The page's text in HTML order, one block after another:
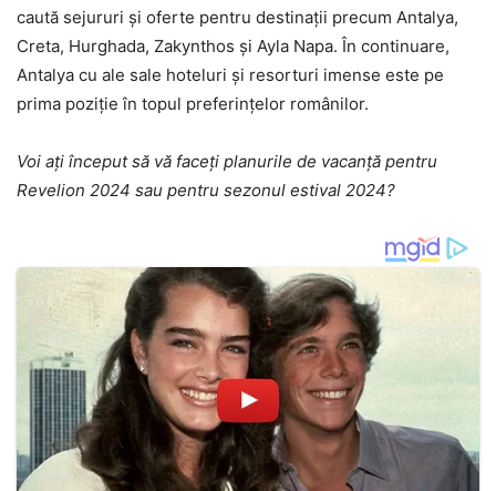
caută sejururi și oferte pentru destinații precum Antalya,
Creta, Hurghada, Zakynthos și Ayla Napa. În continuare,
Antalya cu ale sale hoteluri și resorturi imense este pe
prima poziție în topul preferințelor românilor.
Voi ați început să vă faceți planurile de vacanță pentru
Revelion 2024 sau pentru sezonul estival 2024?